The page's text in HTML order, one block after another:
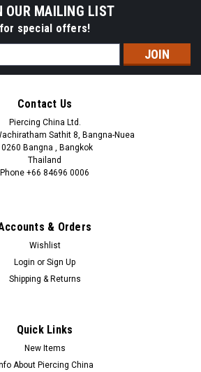
OUR MAILING LIST
for special offers!
Contact Us
Piercing China Ltd.
Sathit 8, Bangna-Nuea
Bangna , Bangkok
Thailand
Phone +66 84696 0006
& Orders
Wishlist
Login or Sign Up
Shipping & Returns
Quick Links
New Items
About Piercing China